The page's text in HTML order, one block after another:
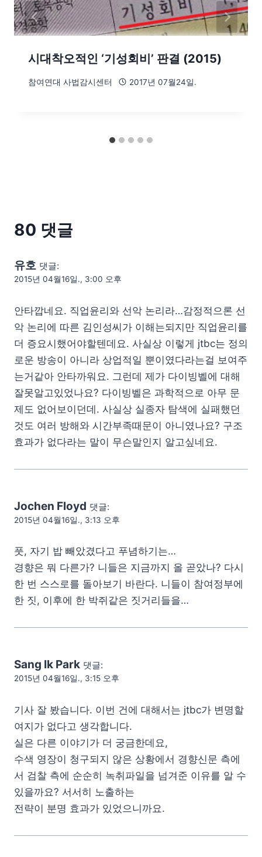
시대착오적인 ‘기성회비’ 판결 (2015)
참여연대 사법감시센터 2017년 07월24일.
80 댓글
유호 댓글:
2015년 04월16일., 3:00 오후
안타깝네요. 직업윤리와 선악 논리라…감정적으론 선
악 논리에 따른 김인성씨가 이해는되지만 직업윤리를
더 증요시했어야할텐데요. 사실상 이렇게 jtbc는 정의
로운 방송이 아니라 상업적일 뿐이였다라는걸 보여주
는거같아 안타까워요. 그런데 제가 다이빙벨에 대해
잘못알고있었나요? 다이빙벨은 과학적으로 아무 문
제도 없어보이던데. 사실상 실종자 탐색에 실패했던
것도 여러 방해와 시간부족때문이 아니였나요? 구조
효과가 없다라는 말이 무슨말인지 알고싶네요.
Jochen Floyd 댓글:
2015년 04월16일., 3:13 오후
풋, 자기 밥 빼았겼다고 푸념하기는…
경향은 뭐 다른가? 니들은 지금까지 올 곧았나? 다시
한 번 스스로를 돌아보기 바란다. 니들이 참여정부에
한 짓, 이후에 한 박쥐같은 짓거리들을…
Sang Ik Park 댓글:
2015년 04월16일., 3:15 오후
기사 잘 봤습니다. 이번 건에 대해서는 jtbc가 변명할
여지가 없다고 생각합니다.
실은 다른 이야기가 더 궁금한데요,
수색 영장이 청구되지 않은 상황에서 경향신문 측에
서 검찰 측에 순순히 녹취파일을 넘겨준 이유를 알 수
있을까요? 서서히 노출하는
전략이 분명 효과가 있었으니까요.